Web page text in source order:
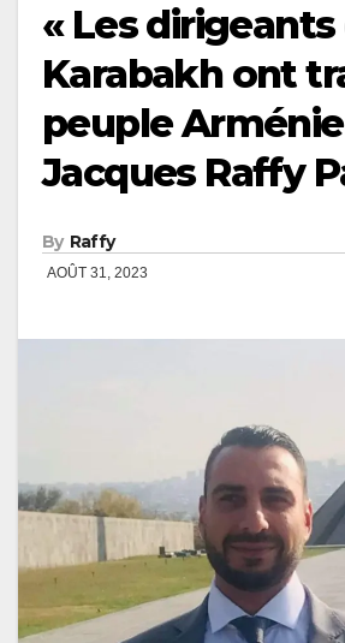
« Les dirigeants
Karabakh ont
peuple
Jacques Raffy
By Raffy
AOÛT 31, 2023